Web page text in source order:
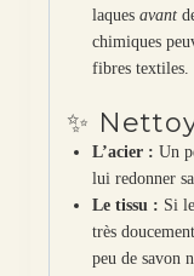
laques avant
chimiques
fibres textiles.
✨
L’acier : Un
lui redonner
Le tissu : Si
très
peu de savon